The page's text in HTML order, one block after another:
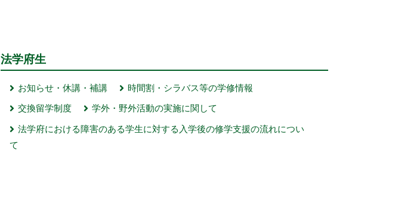
法学府生
お知らせ・休講・補講 時間割・シラバス等の学修情報
交換留学制度 学外・野外活動の実施に関して
法学府における障害のある学生に対する入学後の修学支援の流れについ
て